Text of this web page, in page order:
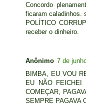
Concordo
ficaram caladinhos.
POLÍTICO
receber o dinheiro.
Anônimo 7 de
BIMBA, EU VOU
EU NÃO
COMEÇAR,
SEMPRE PAGAVA